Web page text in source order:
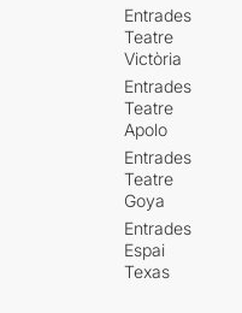
Entrades
Teatre
Victòria
Entrades
Teatre
Apolo
Entrades
Teatre
Goya
Entrades
Espai
Texas